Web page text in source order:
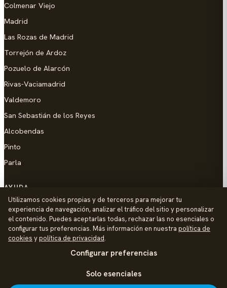
Colmenar Viejo
Madrid
Las Rozas de Madrid
Torrejón de Ardoz
Pozuelo de Alarcón
Rivas-Vaciamadrid
Valdemoro
San Sebastián de los Reyes
Alcobendas
Pinto
Parla
AYUDA
Añadir empresa
Contacto
Política de Privacidad
Utilizamos cookies propias y de terceros para mejorar tu
experiencia de navegación, analizar el tráfico del sitio y personalizar
el contenido. Puedes aceptarlas todas, rechazar las no esenciales o
configurar tus preferencias. Más información en nuestra política de
cookies ypolítica de privacidad.
Configurar preferencias
Solo esenciales